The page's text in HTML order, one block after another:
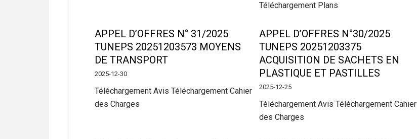
Téléchargement Plans
APPEL D’OFFRES N° 31/2025
TUNEPS 20251203573 MOYENS
DE TRANSPORT
2025-12-30
Téléchargement Avis Téléchargement Cahier
des Charges
APPEL D’OFFRES N°30/2025
TUNEPS 20251203375
ACQUISITION DE SACHETS EN
PLASTIQUE ET PASTILLES
2025-12-25
Téléchargement Avis Téléchargement Cahier
des Charges